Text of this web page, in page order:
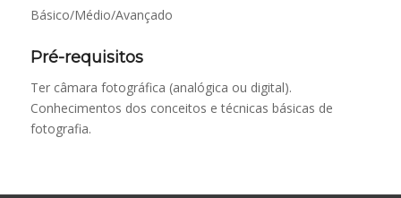
Básico/Médio/Avançado
Pré-requisitos
Ter câmara fotográfica (analógica ou digital).
Conhecimentos dos conceitos e técnicas básicas de
fotografia.